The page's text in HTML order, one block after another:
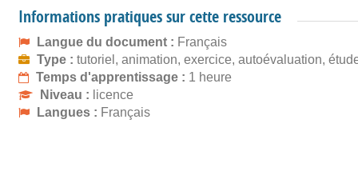
Informations pratiques sur cette ressource
Langue du document : Français
Type : tutoriel, animation, exercice, autoévaluation,
Temps d'apprentissage : 1 heure
Niveau : licence
Langues : Français